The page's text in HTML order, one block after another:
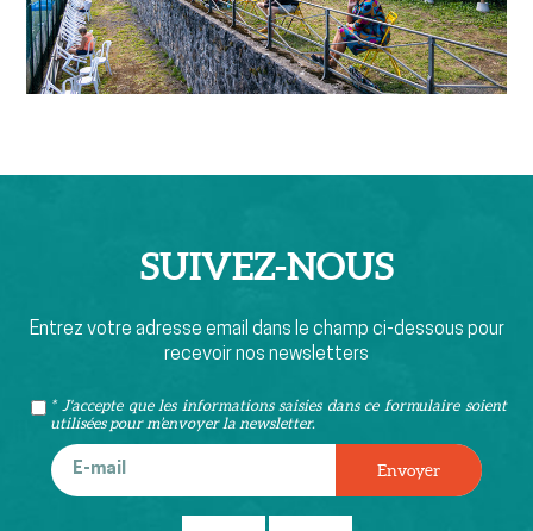
SUIVEZ-NOUS
Entrez votre adresse email dans le champ ci-dessous pour
recevoir nos newsletters
* J'accepte que les informations saisies dans ce formulaire soient
utilisées pour m’envoyer la newsletter.